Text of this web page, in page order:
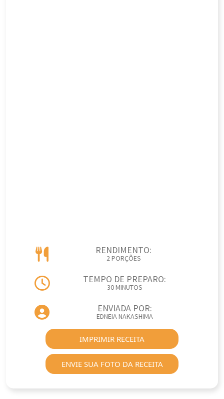
RENDIMENTO:
2 PORÇÕES
TEMPO DE PREPARO:
30 MINUTOS
ENVIADA POR:
EDNEIA NAKASHIMA
IMPRIMIR RECEITA
ENVIE SUA FOTO DA RECEITA